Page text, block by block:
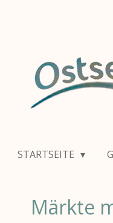
STARTSEITE
Märkte